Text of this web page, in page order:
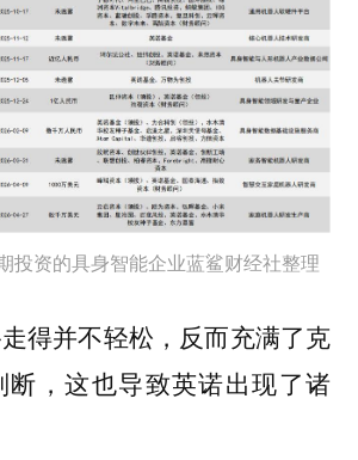
投资的具身智能企业蓝鲨财经社整理
得并不轻松，反而充满了克
断，这也导致英诺出现了诸